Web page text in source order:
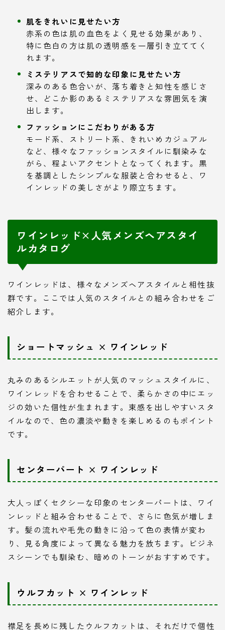
肌をきれいに見せたい方
赤系の色は肌の血色をよく見せる効果があり、
特に色白の方は肌の透明感を一層引き立ててく
れます。
ミステリアスで知的な印象に見せたい方
深みのある色合いが、落ち着きと知性を感じさ
せ、どこか影のあるミステリアスな雰囲気を演
出します。
ファッションにこだわりがある方
モード系、ストリート系、きれいめカジュアル
など、様々なファッションスタイルに馴染みな
がら、程よいアクセントとなってくれます。黒
を基調としたシンプルな服装と合わせると、ワ
インレッドの美しさがより際立ちます。
ワインレッド×人気メンズヘアスタイ
ルカタログ
ワインレッドは、様々なメンズヘアスタイルと相性抜
群です。ここでは人気のスタイルとの組み合わせをご
紹介します。
ショートマッシュ × ワインレッド
丸みのあるシルエットが人気のマッシュスタイルに、
ワインレッドを合わせることで、柔らかさの中にエッ
ジの効いた個性が生まれます。束感を出しやすいスタ
イルなので、色の濃淡や動きを楽しめるのもポイント
です。
センターパート × ワインレッド
大人っぽくセクシーな印象のセンターパートは、ワイ
ンレッドと組み合わせることで、さらに色気が増しま
す。髪の流れや毛先の動きに沿って色の表情が変わ
り、見る角度によって異なる魅力を放ちます。ビジネ
スシーンでも馴染む、暗めのトーンがおすすめです。
ウルフカット × ワインレッド
襟足を長めに残したウルフカットは、それだけで個性